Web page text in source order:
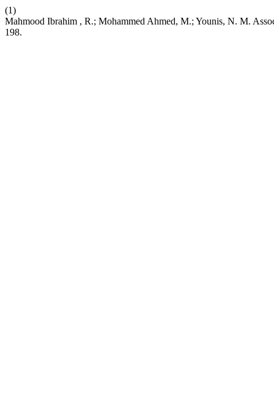
(1)
Mahmood Ibrahim , R.; Mohammed Ahmed, M.; Younis, N. M.
198.